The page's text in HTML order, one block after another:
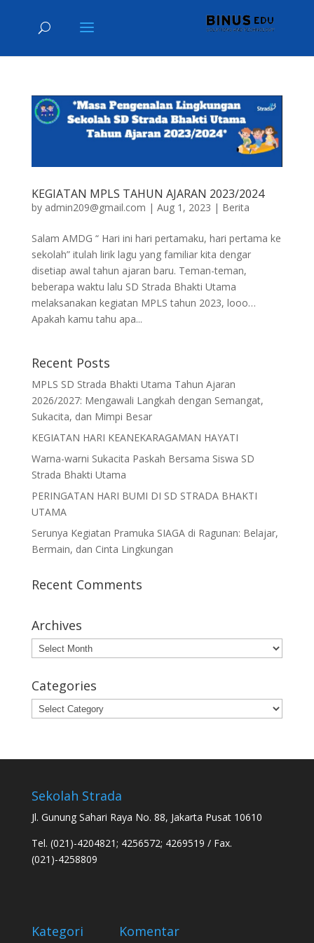
KEGIATAN MPLS TAHUN AJARAN 2023/2024
by admin209@gmail.com | Aug 1, 2023 | Berita
Salam AMDG “ Hari ini hari pertamaku, hari pertama ke
sekolah” itulah lirik lagu yang familiar kita dengar
disetiap awal tahun ajaran baru. Teman-teman,
beberapa waktu lalu SD Strada Bhakti Utama
melaksanakan kegiatan MPLS tahun 2023, looo…
Apakah kamu tahu apa...
Recent Posts
MPLS SD Strada Bhakti Utama Tahun Ajaran
2026/2027: Mengawali Langkah dengan Semangat,
Sukacita, dan Mimpi Besar
KEGIATAN HARI KEANEKARAGAMAN HAYATI
Warna-warni Sukacita Paskah Bersama Siswa SD
Strada Bhakti Utama
PERINGATAN HARI BUMI DI SD STRADA BHAKTI
UTAMA
Serunya Kegiatan Pramuka SIAGA di Ragunan: Belajar,
Bermain, dan Cinta Lingkungan
Recent Comments
Archives
Archives
Categories
Categories
Sekolah Strada
Jl. Gunung Sahari Raya No. 88, Jakarta Pusat 10610
Tel. (021)-4204821; 4256572; 4269519 / Fax.
(021)-4258809
Kategori Komentar